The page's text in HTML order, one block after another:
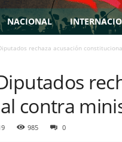
NACIONAL
rechaza acusación
contra
985 0